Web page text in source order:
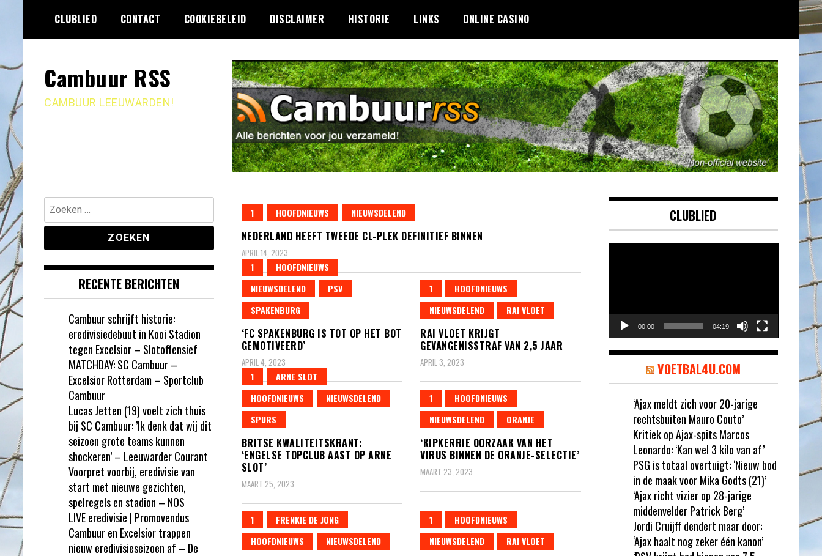
de
CLUBLIED CONTACT COOKIEBELEID DISCLAIMER HISTORIE LINKS ONLINE CASINO
Cambuur RSS
CAMBUUR LEEUWARDEN!
1 HOOFDNIEUWS NIEUWSDELEND
NEDERLAND HEEFT TWEEDE CL-PLEK DEFINITIEF BINNEN
APRIL 14, 2023
1
HOOFDNIEUWS
NIEUWSDELEND
PSV
SPAKENBURG
‘FC SPAKENBURG IS TOT OP HET BOT
GEMOTIVEERD’
APRIL 4, 2023
1
HOOFDNIEUWS
NIEUWSDELEND
RAI VLOET
RAI VLOET KRIJGT
GEVANGENISSTRAF VAN 2,5 JAAR
APRIL 3, 2023
1
ARNE SLOT
HOOFDNIEUWS
NIEUWSDELEND
SPURS
BRITSE KWALITEITSKRANT:
‘ENGELSE TOPCLUB AAST OP ARNE
SLOT’
MAART 25, 2023
1
HOOFDNIEUWS
NIEUWSDELEND
ORANJE
‘KIPKERRIE OORZAAK VAN HET
VIRUS BINNEN DE ORANJE-SELECTIE’
MAART 23, 2023
1
FRENKIE DE JONG
HOOFDNIEUWS
NIEUWSDELEND
1
HOOFDNIEUWS
NIEUWSDELEND
RAI VLOET
Zoeken
naar:
RECENTE BERICHTEN
Cambuur schrijft historie:
eredivisiedebuut in Kooi Stadion
tegen Excelsior – Slotoffensief
MATCHDAY: SC Cambuur –
Excelsior Rotterdam – Sportclub
Cambuur
Lucas Jetten (19) voelt zich thuis
bij SC Cambuur: ’Ik denk dat wij dit
seizoen grote teams kunnen
shockeren’ – Leeuwarder Courant
Voorpret voorbij, eredivisie van
start met nieuwe gezichten,
spelregels en stadion – NOS
LIVE eredivisie | Promovendus
Cambuur en Excelsior trappen
nieuw eredivisieseizoen af – De
CLUBLIED
00:00 04:19
VOETBAL4U.COM
‘Ajax meldt zich voor 20-jarige
rechtsbuiten Mauro Couto’
Kritiek op Ajax-spits Marcos
Leonardo: ‘Kan wel 3 kilo van af’
PSG is totaal overtuigt: ‘Nieuw bod
in de maak voor Mika Godts (21)’
‘Ajax richt vizier op 28-jarige
middenvelder Patrick Berg’
Jordi Cruijff dendert maar door:
‘Ajax haalt nog zeker één kanon’